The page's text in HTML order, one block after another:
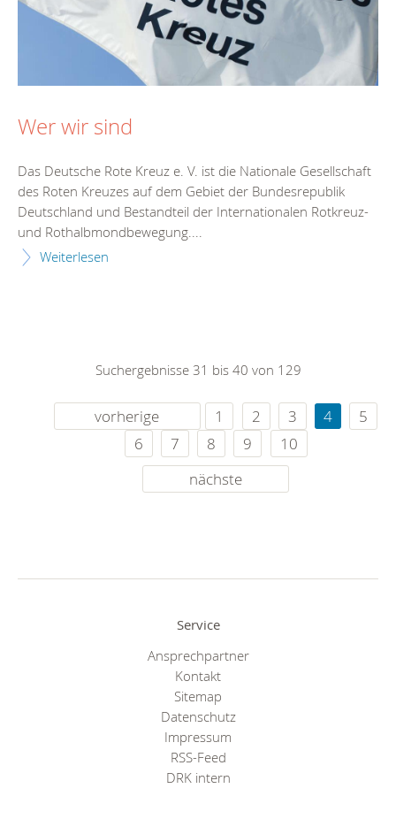
Wer wir sind
Das Deutsche Rote Kreuz e. V. ist die Nationale Gesellschaft
des Roten Kreuzes auf dem Gebiet der Bundesrepublik
Deutschland und Bestandteil der Internationalen Rotkreuz-
und Rothalbmondbewegung....
Weiterlesen
Suchergebnisse 31 bis 40 von 129
vorherige 1 2 3 4
5
6
7 8 9
10
nächste
Service
Ansprechpartner
Kontakt
Sitemap
Datenschutz
Impressum
RSS-Feed
DRK intern